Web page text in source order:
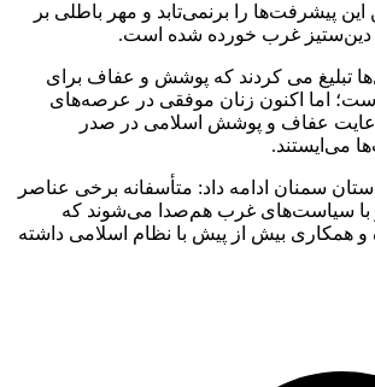
پیشرفت‌ها را برنمی‌تابد و مهر باطلی بر
دین‌ستیز غرب خورده شده است.
تبلیغ می کردند که پوشش و عفاف برای
اما اکنون زنان موفقی در عرصه‌های
رعایت عفاف و پوشش اسلامی در صدر
می‌ایستند.
سمنان ادامه داد: متأسفانه برخی عناصر
با سیاست‌های غرب هم‌صدا می‌شوند که
و همکاری بیش از پیش با نظام اسلامی داشته